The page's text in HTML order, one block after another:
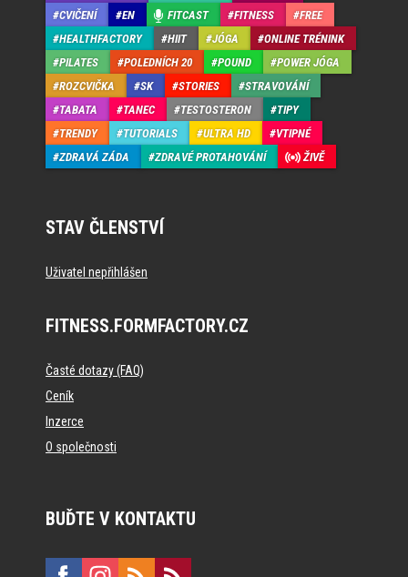
CVIČENÍ
EN FITCAST FITNESS
FREE
HEALTHFACTORY
HIIT JÓGA
ONLINE TRÉNINK
PILATES
POLEDNÍCH 20 POUND
POWER JÓGA
ROZCVIČKA
SK STORIES
STRAVOVÁNÍ
TABATA
TANEC TESTOSTERON
TIPY
TRENDY
TUTORIALS ULTRA HD
VTIPNÉ
ZDRAVÁ ZÁDA
ZDRAVÉ PROTAHOVÁNÍ ŽIVĚ
STAV ČLENSTVÍ
Uživatel nepřihlášen
FITNESS.FORMFACTORY.CZ
Časté dotazy (FAQ)
Ceník
Inzerce
O společnosti
BUĎTE V KONTAKTU